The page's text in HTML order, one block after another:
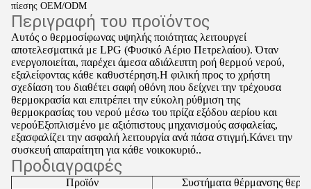
πίεσης OEM/ODM
Περιγραφή του προϊόντος
Αυτός ο θερμοσίφωνας υψηλής ποιότητας λειτουργεί
αποτελεσματικά με LPG (Φυσικό Αέριο Πετρελαίου). Όταν
ενεργοποιείται, παρέχει άμεσα αδιάλειπτη ροή θερμού νερού,
εξαλείφοντας κάθε καθυστέρηση.Η φιλική προς το χρήστη
σχεδίαση του διαθέτει σαφή οθόνη που δείχνει την τρέχουσα
θερμοκρασία και επιτρέπει την εύκολη ρύθμιση της
θερμοκρασίας του νερού μέσω του πρίζα εξόδου αερίου και
νερούΕξοπλισμένο με αξιόπιστους μηχανισμούς ασφαλείας,
εξασφαλίζει την ασφαλή λειτουργία ανά πάσα στιγμή.Κάνει την
συσκευή απαραίτητη για κάθε νοικοκυριό..
Προδιαγραφές
Προϊόν
Συστήματα θέρμανσης